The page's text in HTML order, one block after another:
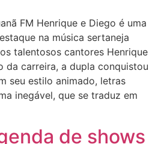
FM Henrique e Diego é uma
na música sertaneja
talentosos cantores Henrique
da carreira, a dupla conquistou
seu estilo animado, letras
inegável, que se traduz em
de shows